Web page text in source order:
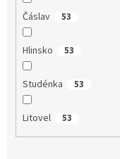
Čáslav 53
Hlinsko 53
Studénka 53
Litovel 53